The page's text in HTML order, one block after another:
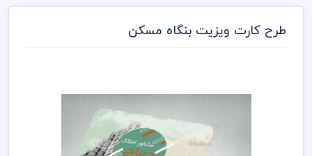
طرح کارت ویزیت بنگاه مسکن